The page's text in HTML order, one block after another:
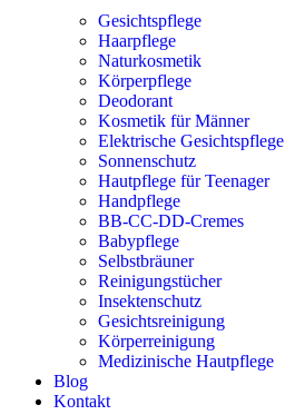
Gesichtspflege
Haarpflege
Naturkosmetik
Körperpflege
Deodorant
Kosmetik für Männer
Elektrische Gesichtspflege
Sonnenschutz
Hautpflege für Teenager
Handpflege
BB-CC-DD-Cremes
Babypflege
Selbstbräuner
Reinigungstücher
Insektenschutz
Gesichtsreinigung
Körperreinigung
Medizinische Hautpflege
Blog
Kontakt